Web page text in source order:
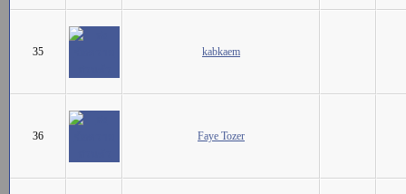
35 kabkaem
36 Faye Tozer